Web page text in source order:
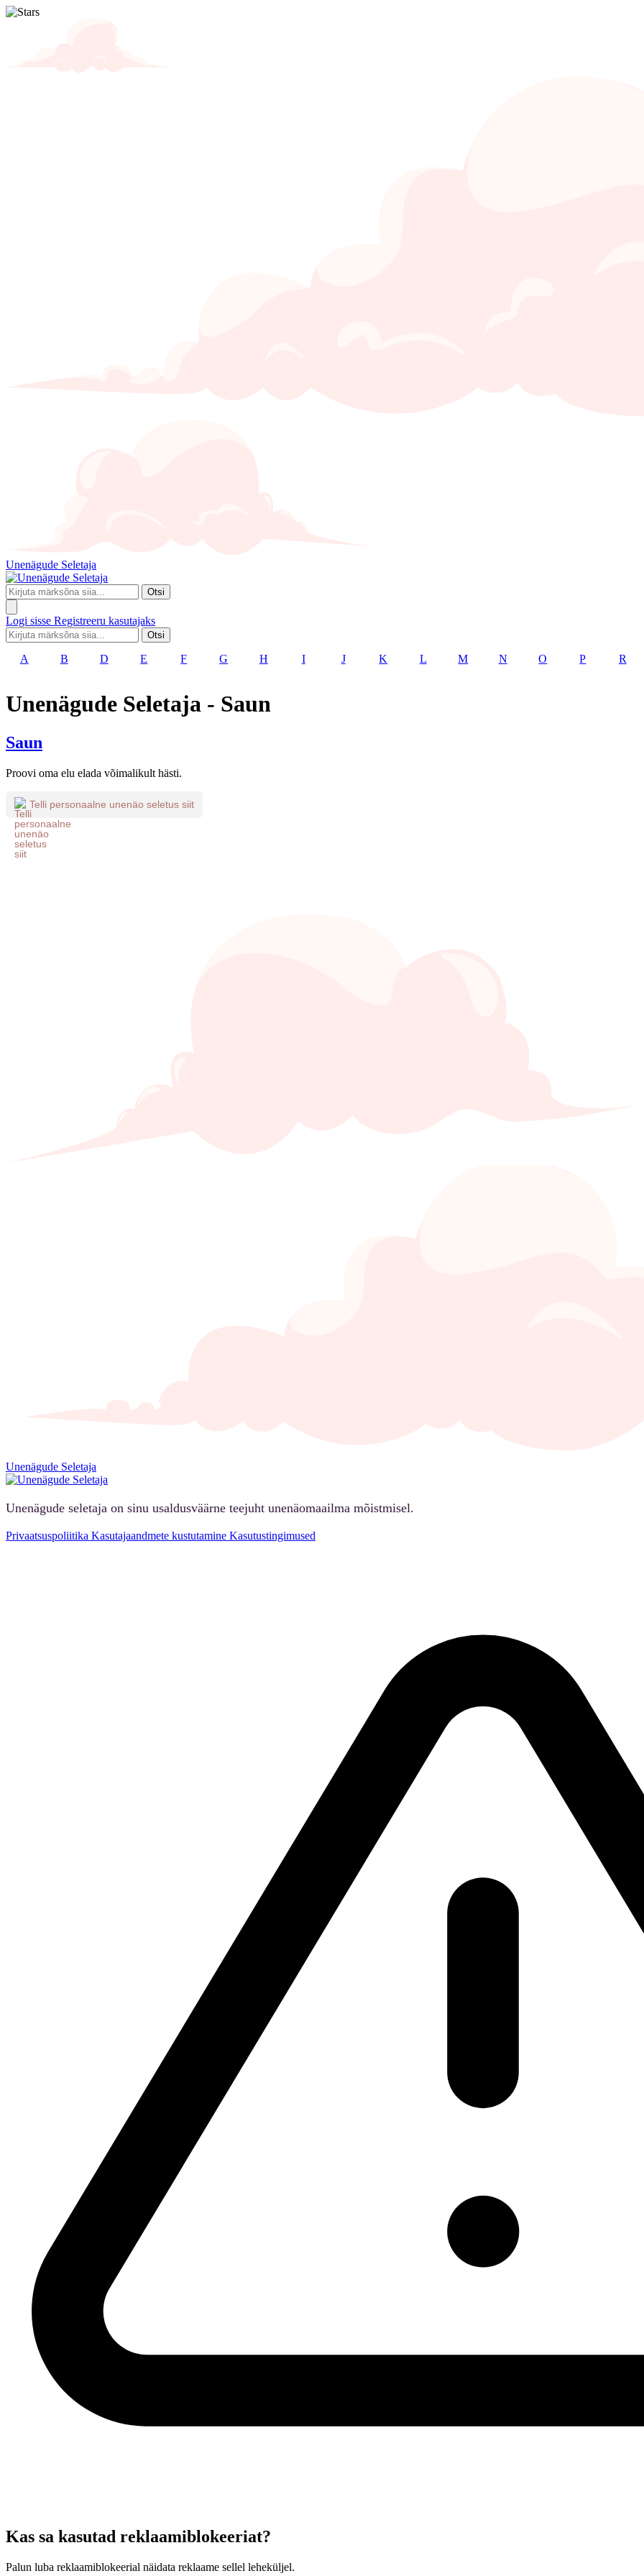
Unenägude Seletaja
Otsi
Logi sisse Registreeru kasutajaks
Otsi
A B D E F G H I J K L M N O P R
Unenägude Seletaja - Saun
Saun
Proovi oma elu elada võimalikult hästi.
Telli personaalne unenäo seletus siit
Unenägude Seletaja
Unenägude seletaja on sinu usaldusväärne teejuht unenäomaailma mõistmisel.
Privaatsuspoliitika Kasutajaandmete kustutamine Kasutustingimused
Kas sa kasutad reklaamiblokeeriat?
Palun luba reklaamiblokeerial näidata reklaame sellel leheküljel.